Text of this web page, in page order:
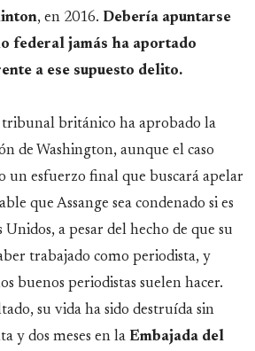
, en 2016. Debería apuntarse
federal jamás ha aportado
a ese supuesto delito.
tribunal británico ha aprobado la
de Washington, aunque el caso
un esfuerzo final que buscará apelar
que Assange sea condenado si es
Unidos, a pesar del hecho de que su
trabajado como periodista, y
buenos periodistas suelen hacer.
su vida ha sido destruída sin
y dos meses en la Embajada del